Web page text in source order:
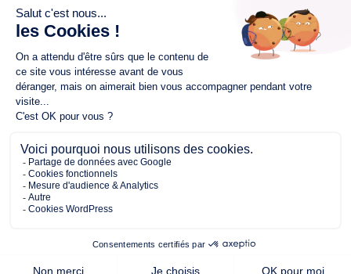
NOUS CONTACTER
02 40 300 200
NOUS SUIVRE
Copyright © 2026 Alliance Protection des Données Personnelles